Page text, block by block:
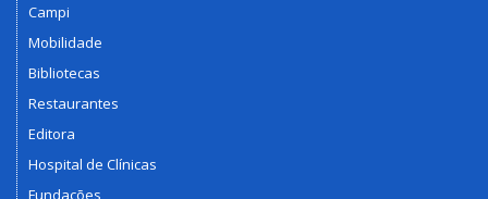
Campi
Mobilidade
Bibliotecas
Restaurantes
Editora
Hospital de Clínicas
Fundações